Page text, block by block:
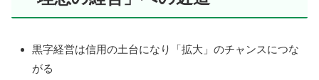
黒字経営は信用の土台になり「拡大」のチャンスにつな
がる